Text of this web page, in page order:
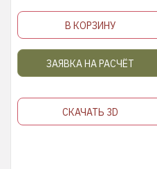
В КОРЗИНУ
ЗАЯВКА НА РАСЧЁТ
СКАЧАТЬ 3D